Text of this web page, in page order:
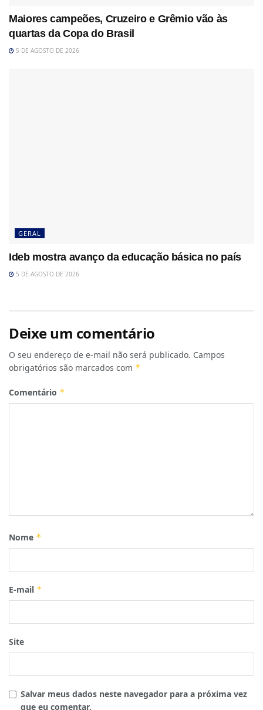
Maiores campeões, Cruzeiro e Grêmio vão às
quartas da Copa do Brasil
5 DE AGOSTO DE 2026
GERAL
Ideb mostra avanço da educação básica no país
5 DE AGOSTO DE 2026
Deixe um comentário
O seu endereço de e-mail não será publicado. Campos
obrigatórios são marcados com *
Comentário *
Nome *
E-mail *
Site
Salvar meus dados neste navegador para a próxima vez
que eu comentar.